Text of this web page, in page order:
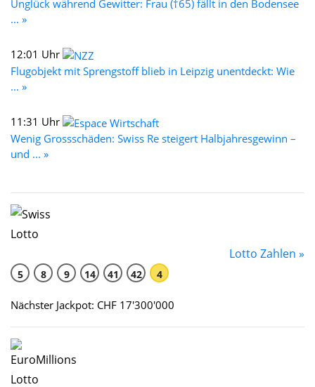
Unglück während Gewitter: Frau (†65) fällt in den Bodensee
... »
12:01 Uhr
Flugobjekt mit Sprengstoff blieb in Leipzig unentdeckt: Wie
... »
11:31 Uhr
Wenig Grossschäden: Swiss Re steigert Halbjahresgewinn –
und ... »
Lotto Zahlen »
5 8 9 14 41 42 4
Nächster Jackpot: CHF 17'300'000